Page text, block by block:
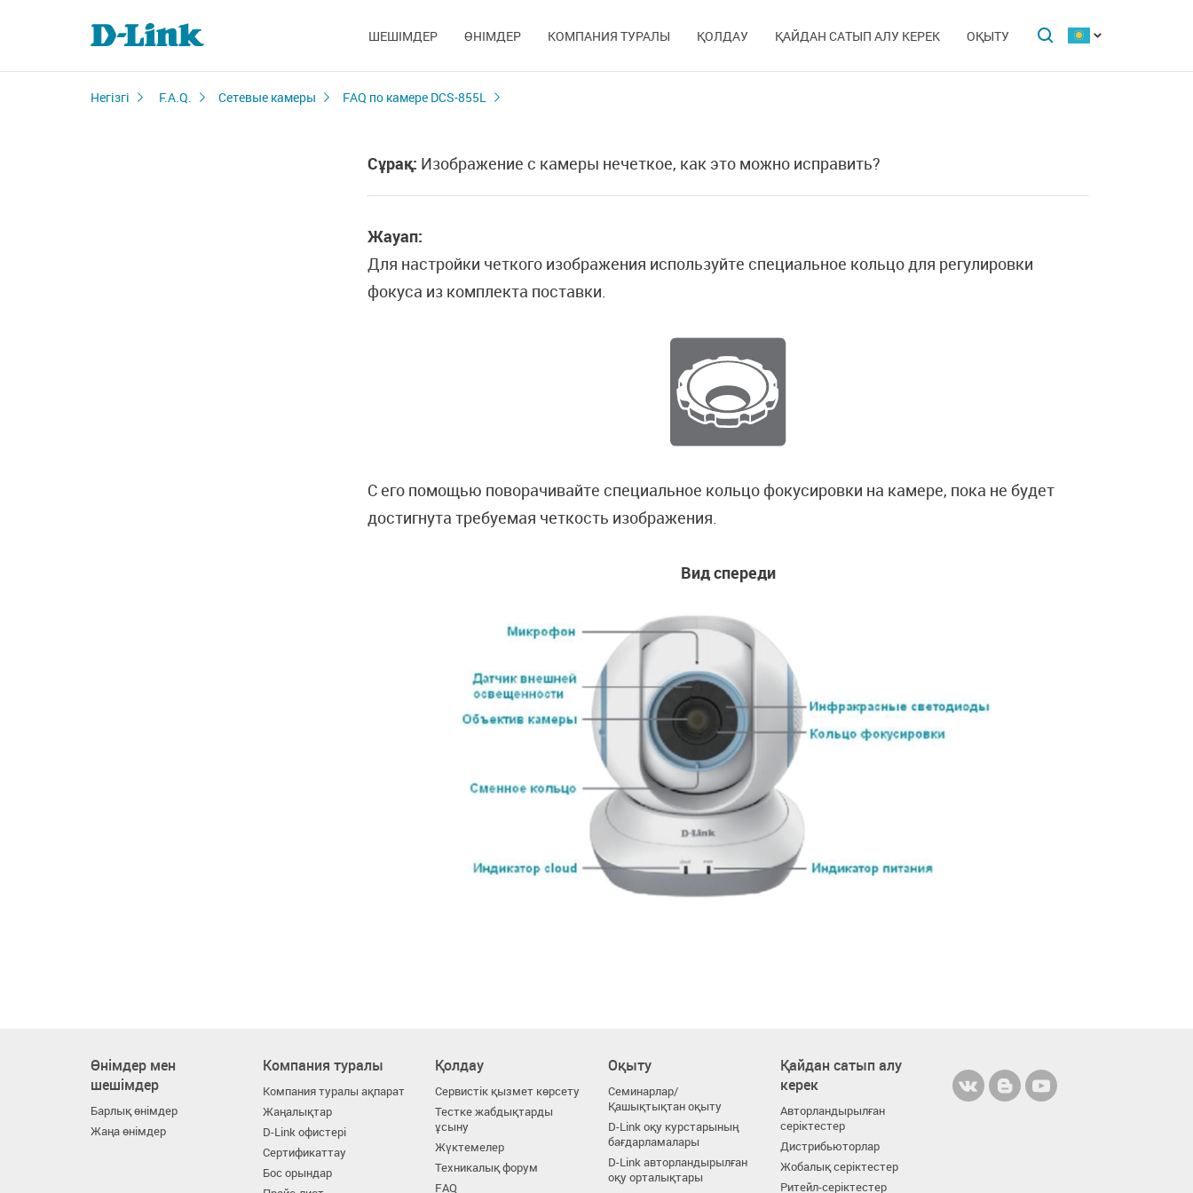
ШЕШІМДЕР ӨНІМДЕР КОМПАНИЯ ТУРАЛЫ ҚОЛДАУ ҚАЙДАН САТЫП АЛУ КЕРЕК ОҚЫТУ
Негізгі F.A.Q. Сетевые камеры FAQ по камере DCS-855L
Сұрақ: Изображение с камеры нечеткое, как это можно исправить?
Жауап:
Для настройки четкого изображения используйте специальное кольцо для регулировки
фокуса из комплекта поставки.
С его помощью поворачивайте специальное кольцо фокусировки на камере, пока не будет
достигнута требуемая четкость изображения.
Вид спереди
Өнімдер мен
шешімдер
Барлық өнімдер
Жаңа өнімдер
Компания туралы
Компания туралы ақпарат
Жаңалықтар
D-Link офистері
Сертификаттау
Бос орындар
Қолдау
Сервистік қызмет көрсету
Тестке жабдықтарды
ұсыну
Жүктемелер
Техникалық форум
FAQ
Оқыту
Семинарлар/
Қашықтықтан оқыту
D-Link оқу курстарының
бағдарламалары
D-Link авторландырылған
оқу орталықтары
Қайдан сатып алу
керек
Авторландырылған
серіктестер
Дистрибьюторлар
Жобалық серіктестер
Ритейл-серіктестер